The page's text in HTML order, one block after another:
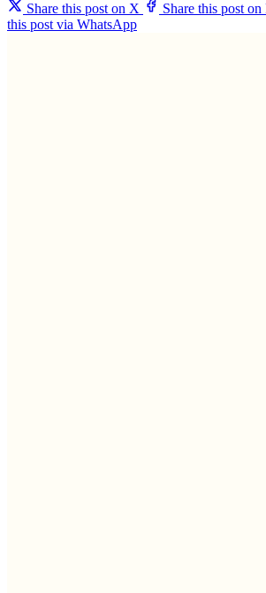
Share this post on X
Share this post
this post via WhatsApp